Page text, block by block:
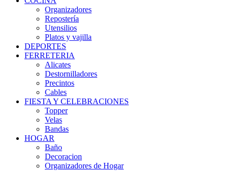
Organizadores
Repostería
Utensilios
Platos y vajilla
DEPORTES
FERRETERIA
Alicates
Destornilladores
Precintos
Cables
FIESTA Y CELEBRACIONES
Topper
Velas
Bandas
HOGAR
Baño
Decoracion
Organizadores de Hogar